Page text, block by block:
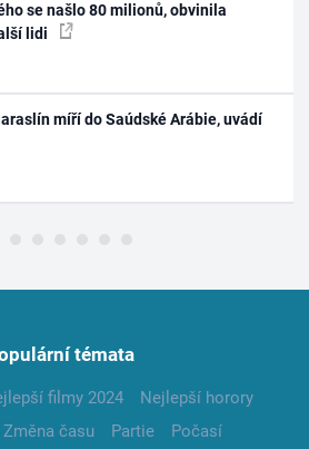
se našlo 80 milionů, obvinila
lidi
míří do Saúdské Arábie, uvádí
témata
filmy 2024
Nejlepší horory
Změna času Partie
Počasí